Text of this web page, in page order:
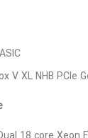
XL NHB PCIe